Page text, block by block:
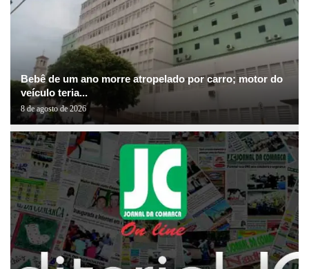
Bebê de um ano morre atropelado por carro; motor do
veículo teria...
8 de agosto de 2026